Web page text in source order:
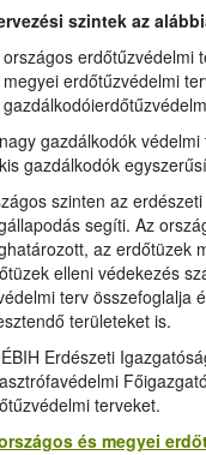
szintek az
országos erdőtűzvédelmi
megyei erdőtűzvédelmi
gazdálkodók védelmi
gazdálkodók
szinten az
segíti. Az
az erdőtüzek
elleni védekezés
terv összefoglalja
területeket is.
Erdészeti
terveket.
és megyei